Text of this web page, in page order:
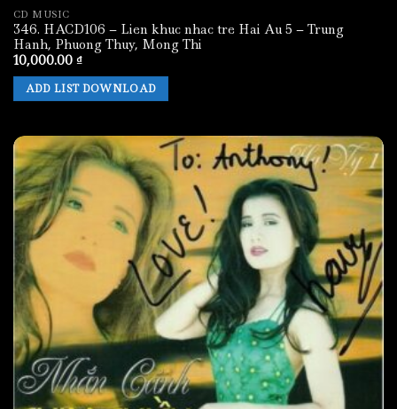
CD MUSIC
346. HACD106 – Lien khuc nhac tre Hai Au 5 – Trung
Hanh, Phuong Thuy, Mong Thi
10,000.00 ₫
ADD LIST DOWNLOAD